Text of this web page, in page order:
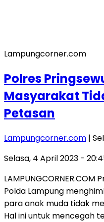
Lampungcorner.com
Polres
Masyarakat
Petasan
Lampungcorner.com |
Selasa, 4 April 2023 -
Polda Lampung
para anak muda tidak
Hal ini untuk mencegah